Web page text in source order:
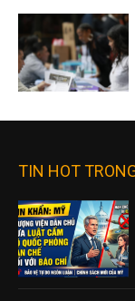
TIN HOT